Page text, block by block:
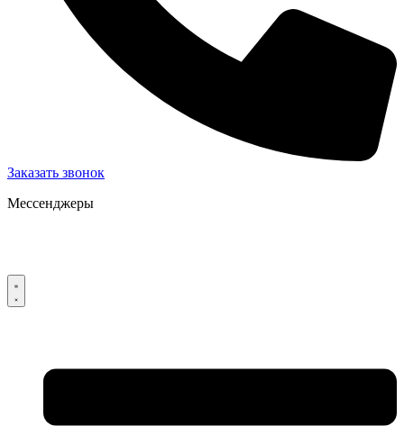
Заказать звонок
Мессенджеры